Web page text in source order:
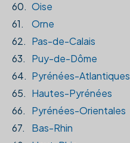
60. Oise
61.
Orne
62. Pas-de-Calais
63.
Puy-de-Dôme
64. Pyrénées-Atlantiques
65. Hautes-Pyrénées
66.
Pyrénées-Orientales
67.
Bas-Rhin